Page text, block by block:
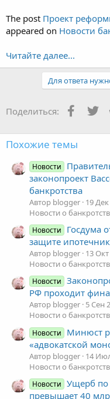
The post Проект
appeared on Новости
Читайте далее...
Для ответа
Поделиться:
Похожие темы
Новости
законопроект
банкротства
Автор blogger 19
Новости о
Новости
Госдума
защите
Автор blogger 13
Новости о
Новости
РФ проходит
Автор blogger 5 Сен
Новости о
Новости
Минюст
«адвокатской
Автор blogger 14
Новости о
Новости
Ущерб по
превышает 40